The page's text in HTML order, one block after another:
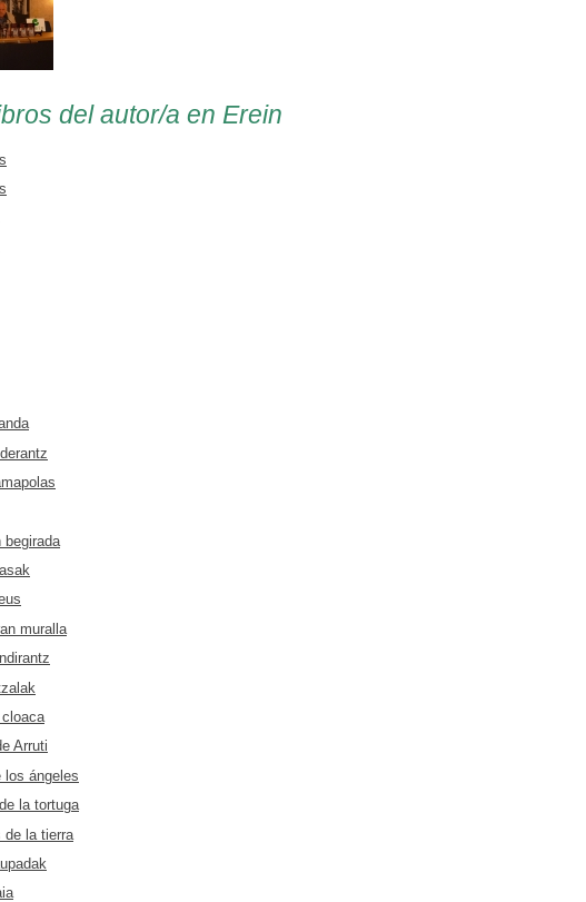
del autor/a en Erein
begirada
muralla
Arruti
los ángeles
la tortuga
de la tierra